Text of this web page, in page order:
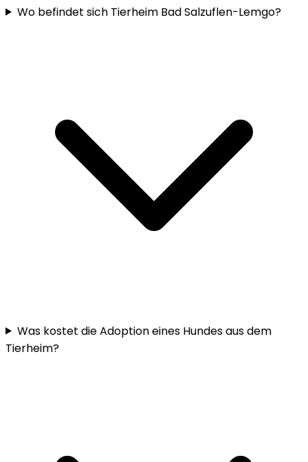
Wo befindet sich Tierheim Bad Salzuflen-Lemgo?
Was kostet die Adoption eines Hundes aus dem
Tierheim?